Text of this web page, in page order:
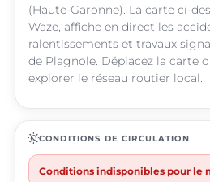
(Haute-Garonne). La carte ci-
Waze, affiche en direct les
ralentissements et travaux
de Plagnole. Déplacez la carte
explorer le réseau routier local.
routineCONDITIONS DE CIRCULATION
Conditions indisponibles pour le